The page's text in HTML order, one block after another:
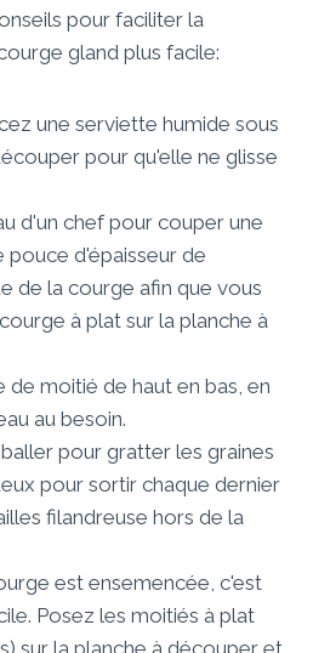
pour faciliter la
gland plus facile:
une serviette humide sous
pour qu'elle ne glisse
d'un chef pour couper une
d'épaisseur de
de la courge afin que vous
à plat sur la planche à
de moitié de haut en bas, en
au besoin.
pour gratter les graines
pour sortir chaque dernier
filandreuse hors de la
est ensemencée, c'est
Posez les moitiés à plat
sur la planche à découper et